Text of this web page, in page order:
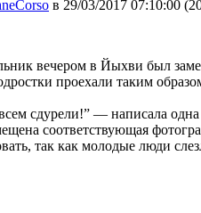
в 29/03/2017 07:10:00 (
вечером в Йыхви был
проехали таким
сдурели!” — написала
соответствующая
так как молодые люди